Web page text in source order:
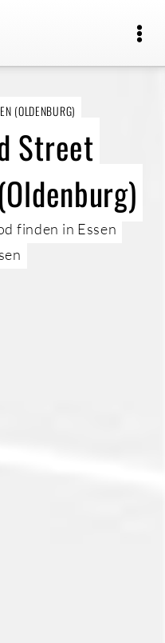
(OLDENBURG)
Street
finden in Essen